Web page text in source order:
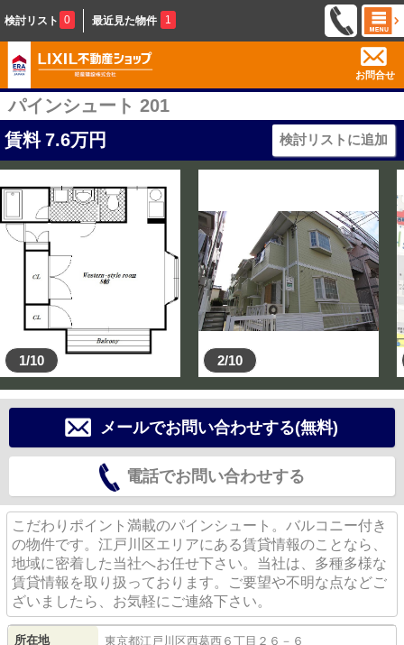
検討リスト 0 最近見た物件 1
お問合せ
パインシュート 201
賃料 7.6万円 検討リストに追加
1/10 2/10
メールでお問い合わせする(無料)
電話でお問い合わせする
こだわりポイント満載のパインシュート。バルコニー付き
の物件です。江戸川区エリアにある賃貸情報のことなら、
地域に密着した当社へお任せ下さい。当社は、多種多様な
賃貸情報を取り扱っております。ご要望や不明な点などご
ざいましたら、お気軽にご連絡下さい。
所在地 東京都江戸川区西葛西 ６丁目２６－６